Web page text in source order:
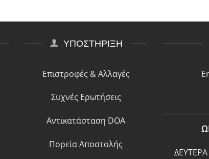
ΥΠΟΣΤΗΡΙΞΗ
Επιστροφές & Αλλαγές
Συχνές Ερωτήσεις
Αντικατάσταση DOA
Πορεία Αποστολής